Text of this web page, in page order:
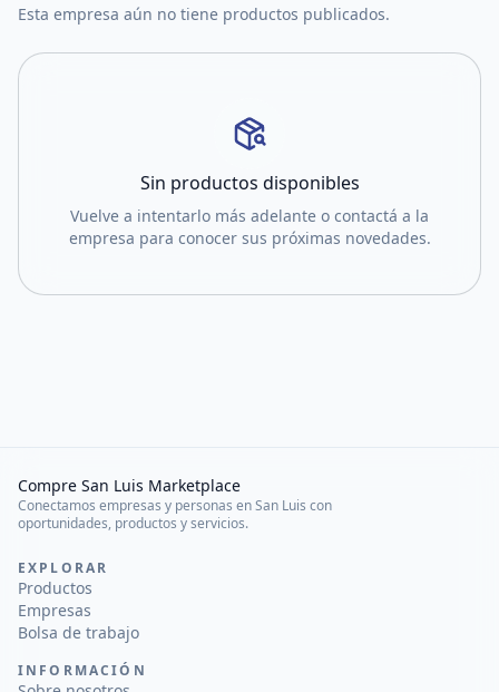
Esta empresa aún no tiene productos publicados.
Sin productos disponibles
Vuelve a intentarlo más adelante o contactá a la
empresa para conocer sus próximas novedades.
Compre San Luis Marketplace
Conectamos empresas y personas en San Luis con
oportunidades, productos y servicios.
EXPLORAR
Productos
Empresas
Bolsa de trabajo
INFORMACIÓN